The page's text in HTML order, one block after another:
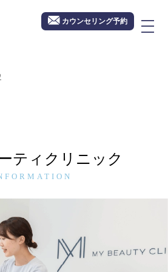
カウンセリング予約
ティクリニック